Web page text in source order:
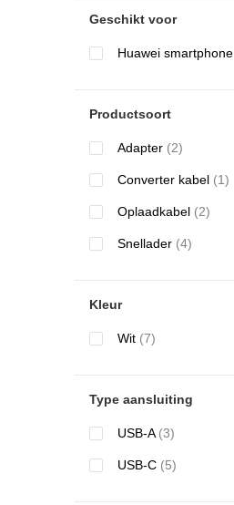
Geschikt voor
Huawei smartphone
Productsoort
Adapter (2)
Converter kabel (1)
Oplaadkabel (2)
Snellader (4)
Kleur
Wit (7)
Type aansluiting
USB-A (3)
USB-C (5)